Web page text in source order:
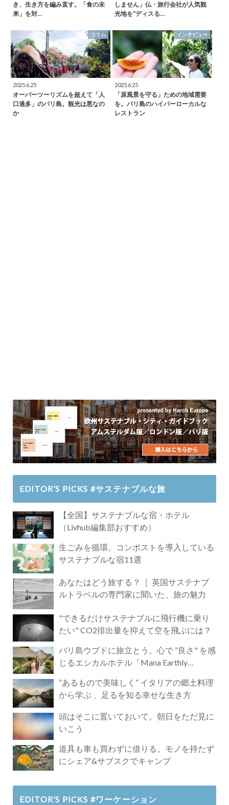
き、生き方を編み直す。「食の未
来」を対…
しません」仏・旅行会社が人気観
光地を“ディスる…
コラム
2025.6.25
オーバーツーリズムを超えて「人
口過多」のバリ島。観光は悪なの
か
インタビュー
2025.6.25
「原風景を守る」ための地域需要
を。バリ島のハイパーローカルな
レストラン
EDITOR’S PICKS #サステナブルな旅
【全国】サステナブルな宿・ホテル
（Livhub編集部おすすめ）
生ごみを循環。コンポストを導入している
サステナブルな宿11選
あなたはどう旅する？ ｜ 英国サステナブ
ルトラベルの専門家に聞いた、旅の魅力
"できるだけサステナブルに飛行機に乗り
たい" CO2排出量を抑えて空を飛ぶには？
バリ島ウブドに旅立とう。心で ”良さ" を感
じるエシカルホテル「Mana Earthly
“あるもので美味しく” イタリアの郷土料理
から学ぶ 、足るを知る幸せな生き方
頭はそこに置いておいて。朝日をただ見に
いこう
道具も車も買わずに借りる。モノを持たず
にシェア&サブスクでキャンプ
EDITOR’S PICKS #ワーケーション